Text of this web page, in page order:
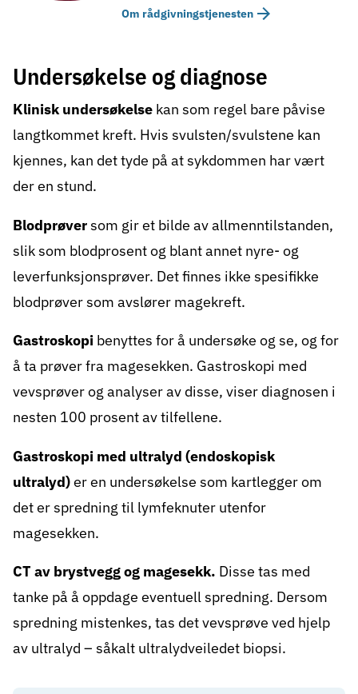
Om rådgivningstjenesten
Undersøkelse og diagnose
Klinisk undersøkelse kan som regel bare påvise
langtkommet kreft. Hvis svulsten/svulstene kan
kjennes, kan det tyde på at sykdommen har vært
der en stund.
Blodprøversom gir et bilde av allmenntilstanden,
slik som blodprosent og blant annet nyre- og
leverfunksjonsprøver. Det finnes ikke spesifikke
blodprøver som avslører magekreft.
Gastroskopi benyttes for å undersøke og se, og for
å ta prøver fra magesekken. Gastroskopi med
vevsprøver og analyser av disse, viser diagnosen i
nesten 100 prosent av tilfellene.
Gastroskopi med ultralyd (endoskopisk
ultralyd)er en undersøkelse som kartlegger om
det er spredning til lymfeknuter utenfor
magesekken.
CT av brystvegg og magesekk. Disse tas med
tanke på å oppdage eventuell spredning. Dersom
spredning mistenkes, tas det vevsprøve ved hjelp
av ultralyd – såkalt ultralydveiledet biopsi.